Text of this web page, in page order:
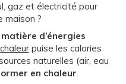
gaz et électricité pour
maison ?
matière d’énergies
puise les calories
naturelles (air, eau
en chaleur.